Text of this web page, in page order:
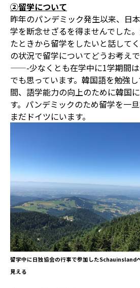
②留学について
昨年のパンデミック発生以来、日
学を断念せざるを得ませんでした
たときから留学をしたいと話して
の状況で留学についてどうお考えで
——-少なくとも在学中に1学期間
でも思っています。韓国語を勉強
間、語学能力の向上のために韓国
す。パンデミックのため留学を一
まだドイツにいます。
留学中に日独協会の行事で参加した
見える